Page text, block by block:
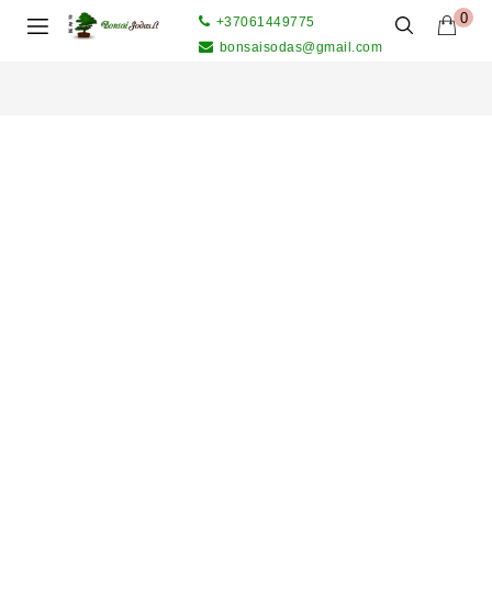
0
+37061449775
bonsaisodas@gmail.com